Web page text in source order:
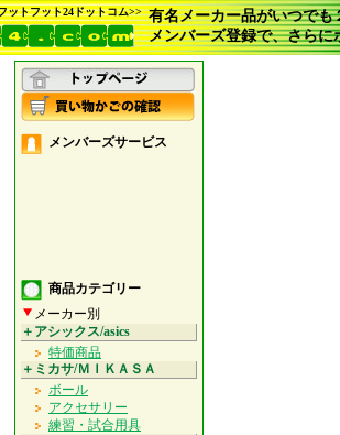
有名メーカー品がいつでも
メンバーズ登録で、さらに
ットフット24ドットコム>>
メンバーズサービス
商品カテゴリー
メーカー別
＋アシックス/asics
特価商品
＋ミカサ/ＭＩＫＡＳＡ
ボール
アクセサリー
練習・試合用具